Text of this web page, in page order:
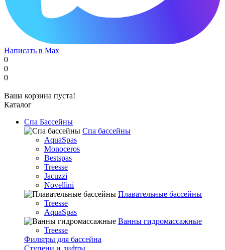
Написать в Max
0
0
0
Ваша корзина пуста!
Каталог
Спа Бассейны
Спа бассейны
AquaSpas
Monoceros
Bestspas
Treesse
Jacuzzi
Novellini
Плавательные бассейны
Treesse
AquaSpas
Ванны гидромассажные
Treesse
Фильтры для бассейна
Ступени и лифты